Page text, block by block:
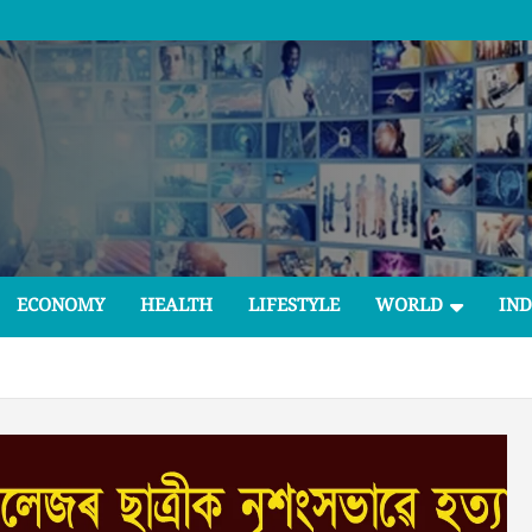
ECONOMY HEALTH LIFESTYLE WORLD